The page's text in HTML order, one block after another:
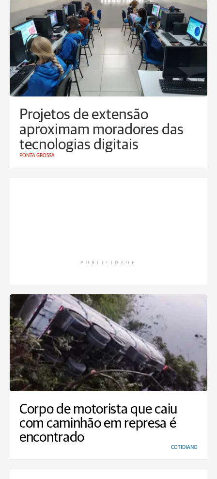
Projetos de extensão
aproximam moradores das
tecnologias digitais
PONTA GROSSA
PUBLICIDADE
Corpo de motorista que caiu
com caminhão em represa é
encontrado
COTIDIANO